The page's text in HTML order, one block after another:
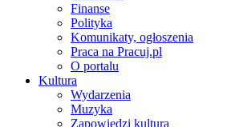
Finanse
Polityka
Komunikaty, ogłoszenia
Praca na Pracuj.pl
O portalu
Kultura
Wydarzenia
Muzyka
Zapowiedzi kultura